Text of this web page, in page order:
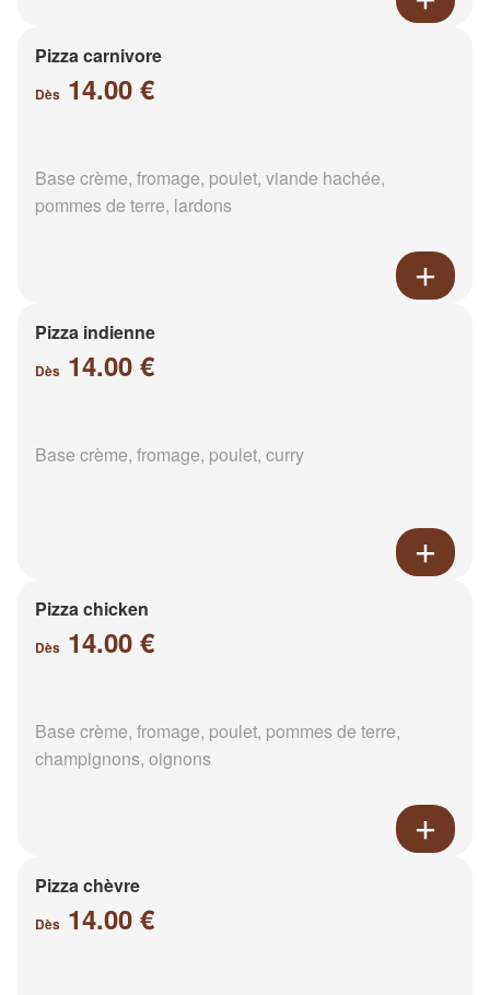
Pizza carnivore
Dès 14.00 €
Base crème, fromage, poulet, viande hachée,
pommes de terre, lardons
Pizza indienne
Dès 14.00 €
Base crème, fromage, poulet, curry
Pizza chicken
Dès 14.00 €
Base crème, fromage, poulet, pommes de terre,
champignons, oignons
Pizza chèvre
Dès 14.00 €